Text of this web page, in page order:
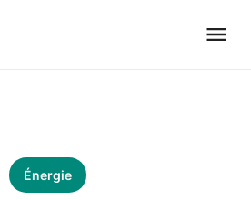
Énergie